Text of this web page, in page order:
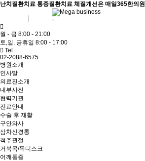
난치질환치료 통증질환치료 체질개선은 매일365한의원
월 - 금 8:00 - 21:00
토,일, 공휴일 8:00 - 17:00
Tel
02-2088-6575
병원소개
인사말
의료진소개
내부사진
협력기관
진료안내
수술 후 재활
구안와사
삼차신경통
척추관절
거북목/목디스크
어깨통증